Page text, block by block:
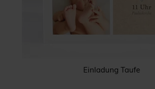
Einladung Taufe